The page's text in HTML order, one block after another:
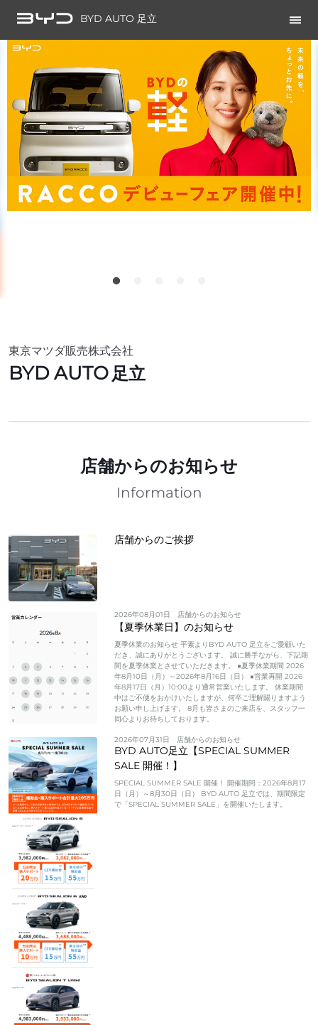
BYD AUTO 足立
東京マツダ販売株式会社
BYD AUTO 足立
店舗からのお知らせ
Information
店舗からのご挨拶
2026年08月01日 店舗からのお知らせ
【夏季休業日】のお知らせ
夏季休業のお知らせ 平素よりBYD AUTO 足立をご愛顧いた
だき、誠にありがとうございます。 誠に勝手ながら、下記期
間を夏季休業とさせていただきます。 ■夏季休業期間 2026
年8月10日（月）～2026年8月16日（日） ■営業再開 2026
年8月17日（月）10:00より通常営業いたします。 休業期間
中はご不便をおかけいたしますが、何卒ご理解賜りますよう
お願い申し上げます。 8月も皆さまのご来店を、スタッフ一
同心よりお待ちしております。
2026年07月31日 店舗からのお知らせ
BYD AUTO足立【SPECIAL SUMMER
SALE 開催！】
SPECIAL SUMMER SALE 開催！ 開催期間：2026年8月17
日（月）～8月30日（日） BYD AUTO 足立では、期間限定
で「SPECIAL SUMMER SALE」を開催いたします。